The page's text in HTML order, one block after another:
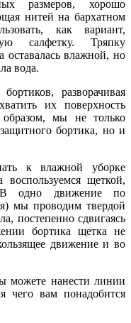
размеров, хорошо
нитей на бархатном
как вариант,
салфетку. Тряпку
оставалась влажной, но
вода.
разворачивая
их поверхность
мы не только
бортика, но и
к влажной уборке
щеткой,
В одно движение по
мы проводим твердой
постепенно сдвигаясь
бортика щетка не
движение и во
можете нанести линии
чего вам понадобится